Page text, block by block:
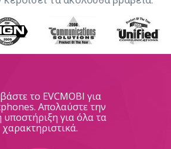
το EVCMOBI για
Απολαύστε την
για όλα τα
χαρακτηριστικά.